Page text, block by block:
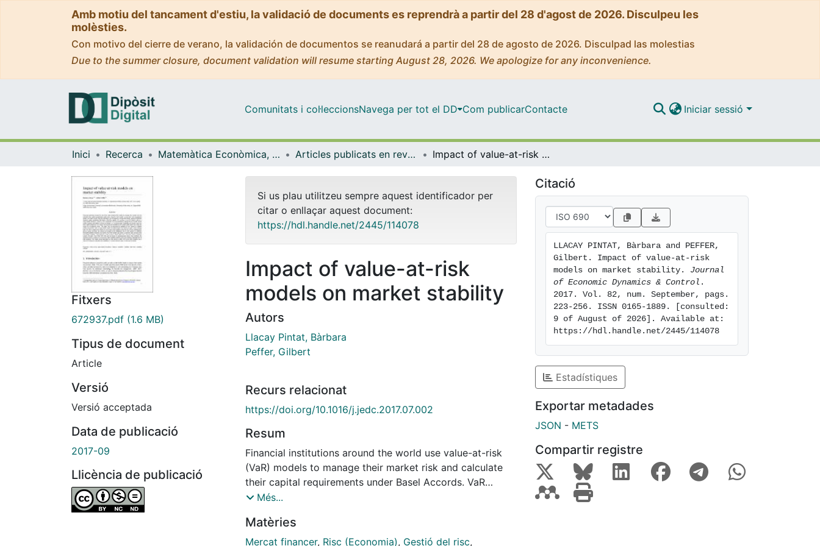
Amb motiu del tancament d'estiu, la validació de documents es reprendrà a partir del 28 d'agost de 2026. Disculpeu les
molèsties.
Con motivo del cierre de verano, la validación de documentos se reanudará a partir del 28 de agosto de 2026. Disculpad las molestias
Due to the summer closure, document validation will resume starting August 28, 2026. We apologize for any inconvenience.
Comunitats i col·leccionsNavega per tot el DD Com publicarContacte Iniciar sessió
Inici Recerca Matemàtica Econòmica, Financera i Actuarial Articles publicats en revistes (Matemàtica Econòmica, Financera i Actuarial) Impact of value-at-risk models on market stability
Fitxers
672937.pdf (1.6 MB)
Tipus de document
Article
Versió
Versió acceptada
Data de publicació
2017-09
Llicència de publicació
Si us plau utilitzeu sempre aquest identificador per
citar o enllaçar aquest document:
https://hdl.handle.net/2445/114078
Impact of value-at-risk
models on market stability
Autors
Llacay Pintat, Bàrbara
Peffer, Gilbert
Recurs relacionat
https://doi.org/10.1016/j.jedc.2017.07.002
Resum
Financial institutions around the world use value-at-risk
(VaR) models to manage their market risk and calculate
their capital requirements under Basel Accords. VaR
models, as any other risk management system, are meant
other things, guiding investment decisions within
established risk limits so that the viability of a business is
Més...
Matèries
Mercat financer, Risc (Economia), Gestió del risc,
Citació
LLACAY PINTAT, Bàrbara and PEFFER,
Gilbert. Impact of value-at-risk
models on market stability. Journal
of Economic Dynamics & Control .
2017. Vol. 82, num. September, pags.
223-256. ISSN 0165-1889. [consulted:
9 of August of 2026]. Available at:
https://hdl.handle.net/2445/114078
Estadístiques
Exportar metadades
JSON - METS
Compartir registre